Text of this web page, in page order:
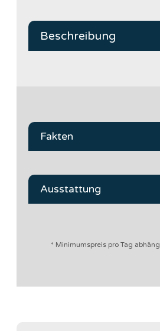
Beschreibung
Fakten
Ausstattung
* Minimumspreis pro Tag